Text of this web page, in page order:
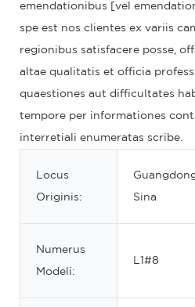
emendationibus [vel
spe est nos clientes ex variis
regionibus satisfacere posse,
altae qualitatis et officia
quaestiones aut difficultates
tempore per informationes
interretiali enumeratas scribe.
Locus
Originis: Sina
Numerus
Modeli:
L1#8